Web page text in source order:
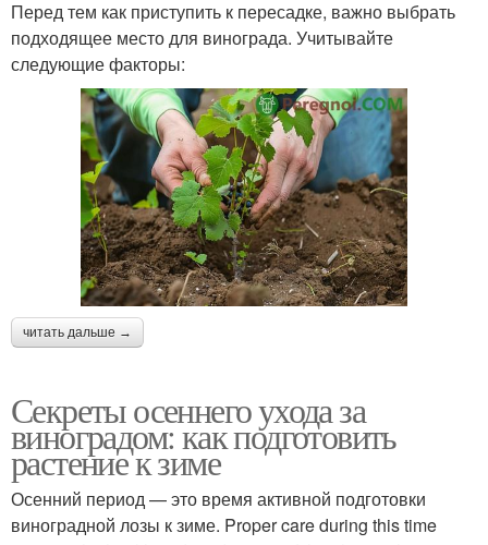
Перед тем как приступить к пересадке, важно выбрать
подходящее место для винограда. Учитывайте
следующие факторы:
читать дальше →
Секреты осеннего ухода за
виноградом: как подготовить
растение к зиме
Осенний период — это время активной подготовки
виноградной лозы к зиме. Proper care during this time